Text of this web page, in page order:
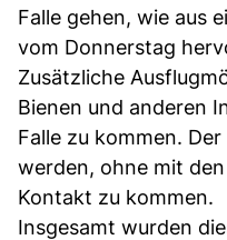
Falle gehen, wie aus
vom Donnerstag
Zusätzliche
Bienen und anderen
Falle zu kommen.
werden, ohne mit
Kontakt zu kommen.
Insgesamt wurden